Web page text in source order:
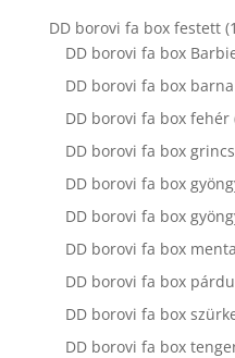
DD borovi fa box festett
DD borovi fa box
DD borovi fa box barna
DD borovi fa box fehér
DD borovi fa box
DD borovi fa box
DD borovi fa box
DD borovi fa box
DD borovi fa box
DD borovi fa box
DD borovi fa box